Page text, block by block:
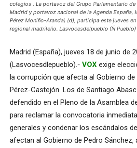
colegios . La portavoz del Grupo Parlamentario de
Madrid y portavoz nacional de la Agenda España,
Pérez Moniño-Aranda) (d), participa este jueves
regional madrileño. Lasvocesdelpueblo (Ñ Pueblo)
Madrid (España), jueves 18 de junio de
(Lasvocesdlepueblo).- VOX exige
la corrupción que afecta al Gobierno
Pérez-Castejón. Los de Santiago
defendido en el Pleno de la Asamblea
para reclamar la convocatoria
generales y condenar los escándalos
afectan al Gobierno de Pedro Sánchez,